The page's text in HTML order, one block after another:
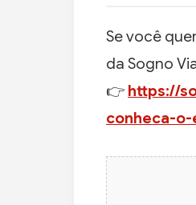
Se você
da Sogno
👉 https://
conheca-